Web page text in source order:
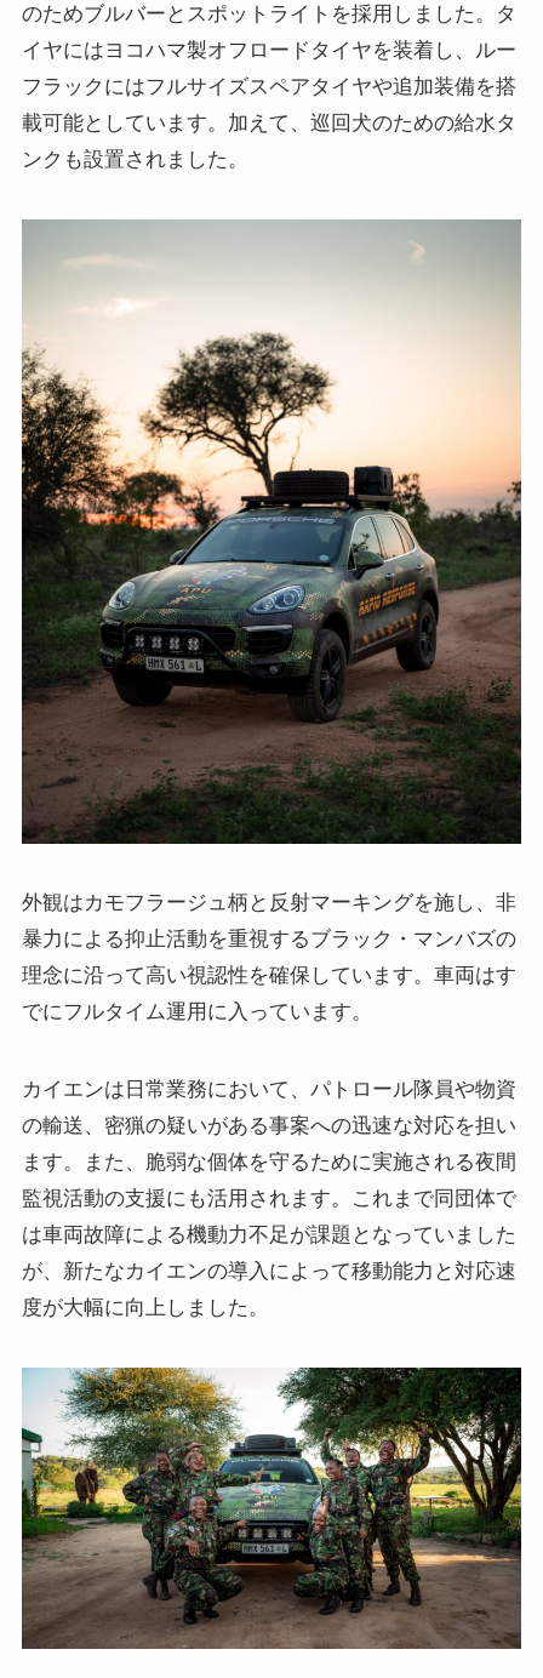
のためブルバーとスポットライトを採用しました。タ
イヤにはヨコハマ製オフロードタイヤを装着し、ルー
フラックにはフルサイズスペアタイヤや追加装備を搭
載可能としています。加えて、巡回犬のための給水タ
ンクも設置されました。
外観はカモフラージュ柄と反射マーキングを施し、非
暴力による抑止活動を重視するブラック・マンバズの
理念に沿って高い視認性を確保しています。車両はす
でにフルタイム運用に入っています。
カイエンは日常業務において、パトロール隊員や物資
の輸送、密猟の疑いがある事案への迅速な対応を担い
ます。また、脆弱な個体を守るために実施される夜間
監視活動の支援にも活用されます。これまで同団体で
は車両故障による機動力不足が課題となっていました
が、新たなカイエンの導入によって移動能力と対応速
度が大幅に向上しました。